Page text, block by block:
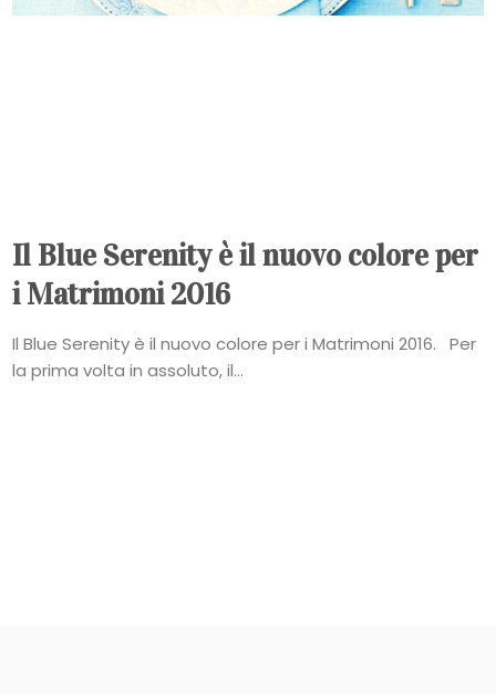
Il Blue Serenity è il nuovo colore per
i Matrimoni 2016
Il Blue Serenity è il nuovo colore per i Matrimoni 2016. Per
la prima volta in assoluto, il...